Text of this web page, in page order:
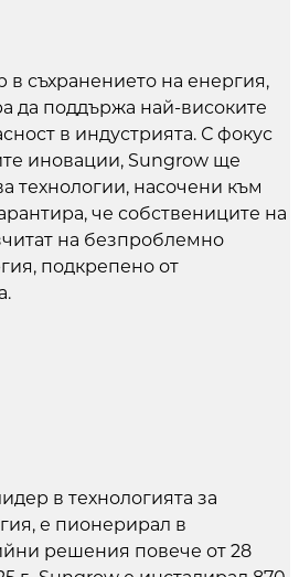
в съхранението на енергия,
да поддържа най-високите
в индустрията. С фокус
иновации, Sungrow ще
технологии, насочени към
че собствениците на
на безпроблемно
подкрепено от
в технологията за
е пионерирал в
решения повече от 28